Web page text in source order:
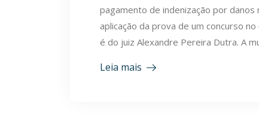
pagamento de indenização por
aplicação da prova de um concurso
é do juiz Alexandre Pereira Dutra. A
Leia mais